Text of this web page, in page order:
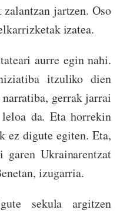
jartzen. Oso
izatea.
aurre egin nahi.
itzuliko dien
gerrak jarrai
da. Eta horrekin
ez digute egiten. Eta,
garen Ukrainarentzat
izugarria.
sekula argitzen